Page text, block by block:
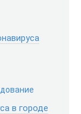
в городе